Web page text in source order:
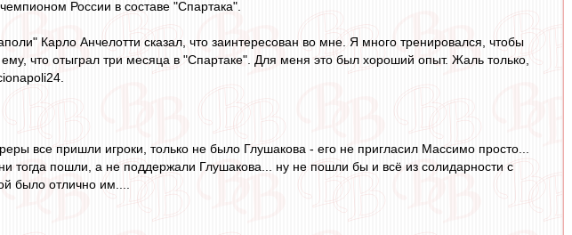
России в составе "Спартака".
Карло Анчелотти сказал, что заинтересован во мне. Я много тренировался, чтобы
что отыграл три месяца в "Спартаке". Для меня это был хороший опыт. Жаль только,
все пришли игроки, только не было Глушакова - его не пригласил Массимо просто...
тогда пошли, а не поддержали Глушакова... ну не пошли бы и всё из солидарности с
было отлично им....